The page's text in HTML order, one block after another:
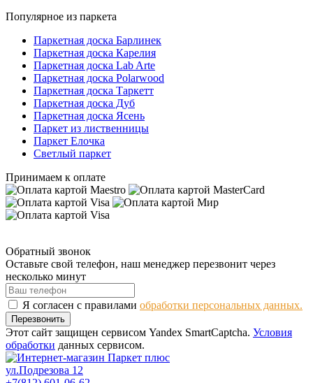
Популярное из паркета
Паркетная доска Барлинек
Паркетная доска Карелия
Паркетная доска Lab Arte
Паркетная доска Polarwood
Паркетная доска Таркетт
Паркетная доска Дуб
Паркетная доска Ясень
Паркет из лиственницы
Паркет Елочка
Светлый паркет
Принимаем к оплате
Обратный звонок
Оставьте свой телефон, наш менеджер перезвонит через
несколько минут
Я согласен с правилами обработки персональных данных.
Перезвонить
Этот сайт защищен сервисом Yandex SmartCaptcha. Условия
обработки данных сервисом.
ул.Подрезова 12